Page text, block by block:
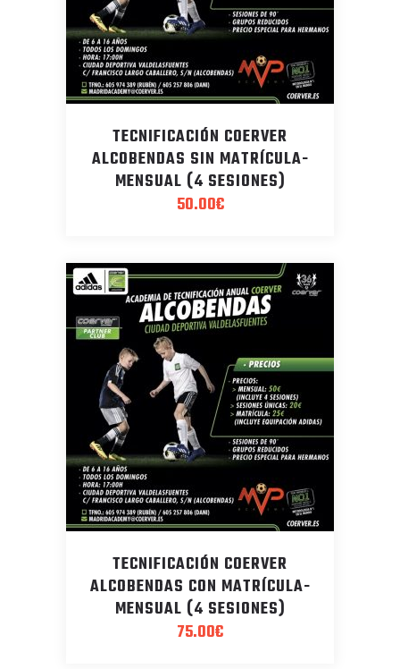
TECNIFICACIÓN COERVER
ALCOBENDAS SIN MATRÍCULA-
MENSUAL (4 SESIONES)
50.00€
TECNIFICACIÓN COERVER
ALCOBENDAS CON MATRÍCULA-
MENSUAL (4 SESIONES)
75.00€